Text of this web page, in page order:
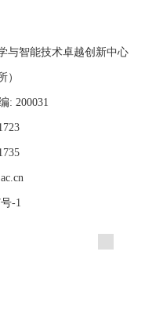
与智能技术卓越创新中心
）
: 200031
-1